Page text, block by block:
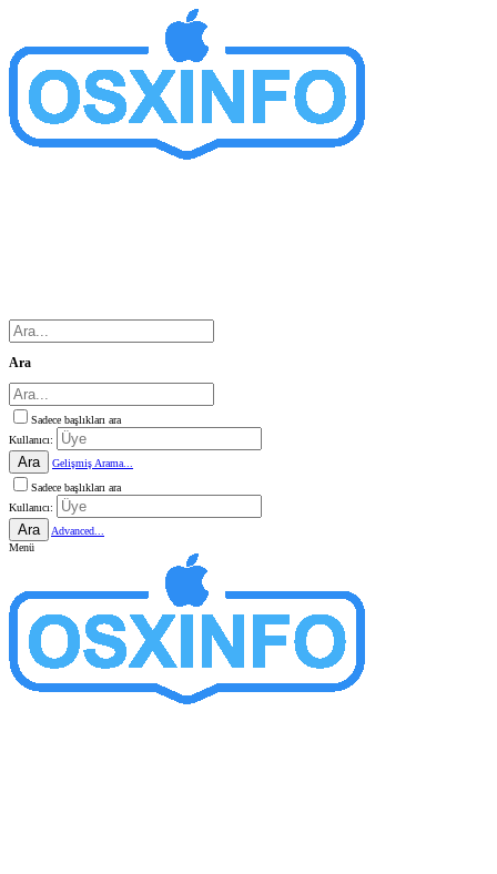
Ara
Sadece başlıkları ara
Kullanıcı:
Ara
Gelişmiş Arama...
Sadece başlıkları ara
Kullanıcı:
Ara
Advanced...
Menü